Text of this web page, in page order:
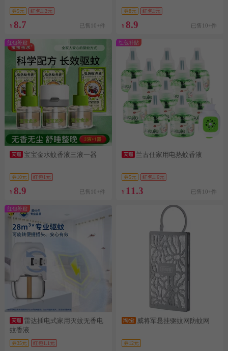
券5元 红包1.2元
¥ 8.7 已售10+件
券8元 红包1元
¥ 8.9 已售10+件
红包补贴
宝宝金水蚊香液三液一器
券10元 红包1元
¥ 8.9 已售10+件
红包补贴
兰古仕家用电热蚊香液
券5元 红包1.6元
¥ 11.3 已售10+件
红包补贴
雷达插电式家用灭蚊无香电
蚊香液
券35元 红包1.1元
威将军悬挂驱蚊网防蚊网
券12元